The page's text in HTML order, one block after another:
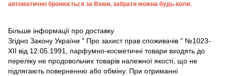
автоматично бронюється за Вами, забрати можна будь-коли.
Більше інформації про доставку
Згідно Закону України " Про захист прав споживачів " №1023-
XII від 12.05.1991, парфумно-косметичні товари входять до
переліку не продовольчих товарів належної якості, що не
підлягають поверненню або обміну. При отриманні